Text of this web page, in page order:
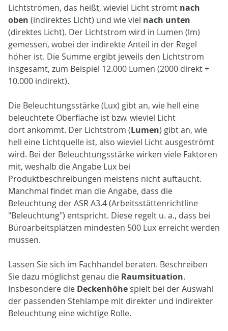
Lichtströmen, das heißt, wieviel Licht strömt nach
oben (indirektes Licht) und wie viel nach unten
(direktes Licht). Der Lichtstrom wird in Lumen (lm)
gemessen, wobei der indirekte Anteil in der Regel
höher ist. Die Summe ergibt jeweils den Lichtstrom
insgesamt, zum Beispiel 12.000 Lumen (2000 direkt +
10.000 indirekt).
Die Beleuchtungsstärke (Lux) gibt an, wie hell eine
beleuchtete Oberfläche ist bzw. wieviel Licht
dort ankommt. Der Lichtstrom (Lumen) gibt an, wie
hell eine Lichtquelle ist, also wieviel Licht ausgeströmt
wird. Bei der Beleuchtungsstärke wirken viele Faktoren
mit, weshalb die Angabe Lux bei
Produktbeschreibungen meistens nicht auftaucht.
Manchmal findet man die Angabe, dass die
Beleuchtung der ASR A3.4 (Arbeitsstättenrichtline
"Beleuchtung") entspricht. Diese regelt u. a., dass bei
Büroarbeitsplätzen mindesten 500 Lux erreicht werden
müssen.
Lassen Sie sich im Fachhandel beraten. Beschreiben
Sie dazu möglichst genau die Raumsituation.
Insbesondere die Deckenhöhe spielt bei der Auswahl
der passenden Stehlampe mit direkter und indirekter
Beleuchtung eine wichtige Rolle.